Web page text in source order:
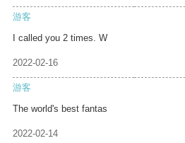
游客
I called you 2 times. W
2022-02-16
游客
The world's best fantas
2022-02-14